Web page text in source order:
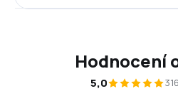
Hodnocení
5,0